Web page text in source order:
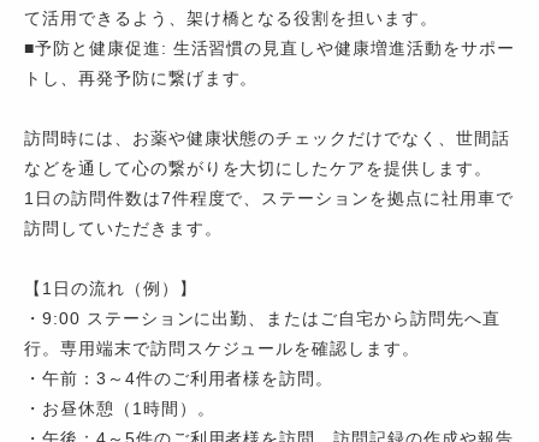
て活用できるよう、架け橋となる役割を担います。
■予防と健康促進: 生活習慣の見直しや健康増進活動をサポー
トし、再発予防に繋げます。
訪問時には、お薬や健康状態のチェックだけでなく、世間話
などを通して心の繋がりを大切にしたケアを提供します。
1日の訪問件数は7件程度で、ステーションを拠点に社用車で
訪問していただきます。
【1日の流れ（例）】
・9:00 ステーションに出勤、またはご自宅から訪問先へ直
行。専用端末で訪問スケジュールを確認します。
・午前：3～4件のご利用者様を訪問。
・お昼休憩（1時間）。